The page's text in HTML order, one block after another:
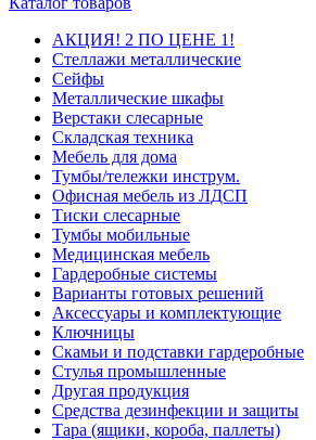
АКЦИЯ! 2 ПО ЦЕНЕ 1!
Стеллажи металлические
Сейфы
Металлические шкафы
Верстаки слесарные
Складская техника
Мебель для дома
Тумбы/тележки инструм.
Офисная мебель из ЛДСП
Тиски слесарные
Тумбы мобильные
Медицинская мебель
Гардеробные системы
Варианты готовых решений
Аксессуары и комплектующие
Ключницы
Скамьи и подставки гардеробные
Стулья промышленные
Другая продукция
Средства дезинфекции и защиты
Тара (ящики, короба, паллеты)